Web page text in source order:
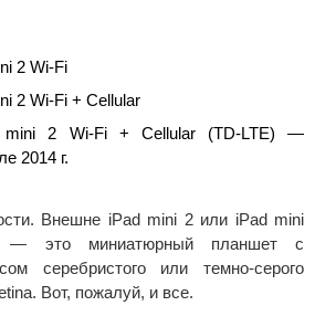
2 Wi-Fi
2 Wi-Fi + Cellular
mini 2 Wi-Fi + Cellular (TD-LTE) —
2014 г.
Внешне iPad mini 2 или iPad mini
— это миниатюрный планшет с
серебристого или темно-серого
Вот, пожалуй, и все.